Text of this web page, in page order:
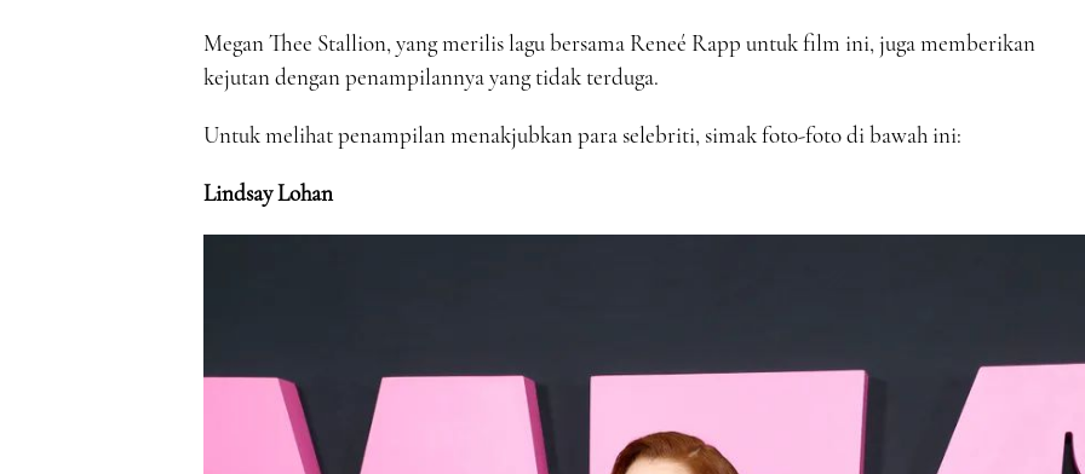
Megan Thee Stallion, yang merilis lagu bersama Reneé Rapp untuk film ini, juga memberikan
kejutan dengan penampilannya yang tidak terduga.
Untuk melihat penampilan menakjubkan para selebriti, simak foto-foto di bawah ini:
Lindsay Lohan